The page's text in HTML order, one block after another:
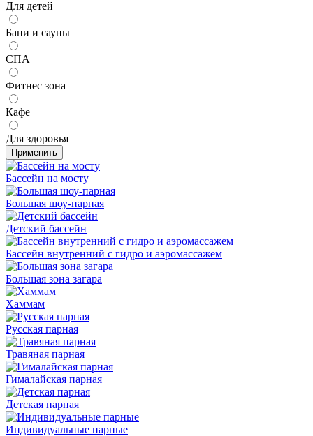
Для детей
Бани и сауны
СПА
Фитнес зона
Кафе
Для здоровья
Применить
Бассейн на мосту
Большая шоу-парная
Детский бассейн
Бассейн внутренний с гидро и аэромассажем
Большая зона загара
Хаммам
Русская парная
Травяная парная
Гималайская парная
Детская парная
Индивидуальные парные